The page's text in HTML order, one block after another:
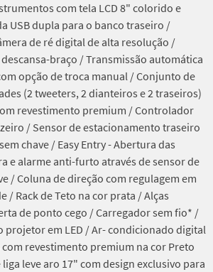
com tela LCD 8" colorido e
USB dupla para o banco traseiro /
de ré digital de alta resolução /
braço / Transmissão automática
opção de troca manual / Conjunto de
(2 tweeters, 2 dianteiros e 2 traseiros)
revestimento premium / Controlador
/ Sensor de estacionamento traseiro
chave / Easy Entry - Abertura das
e alarme anti-furto através de sensor de
/ Coluna de direção com regulagem em
/ Rack de Teto na cor prata / Alças
de ponto cego / Carregador sem fio* /
projetor em LED / Ar- condicionado digital
revestimento premium na cor Preto
leve aro 17" com design exclusivo para